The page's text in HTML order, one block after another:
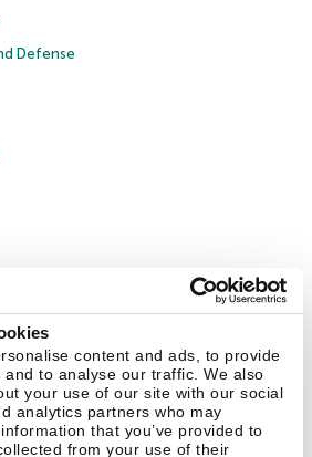
content and ads, to provide
to analyse our traffic. We also
your use of our site with our social
analytics partners who may
that you’ve provided to
from your use of their
Defense
Privacybeleid
Licentieovereenkomst B2B
Blog Resource Center
Persberichten
Blog